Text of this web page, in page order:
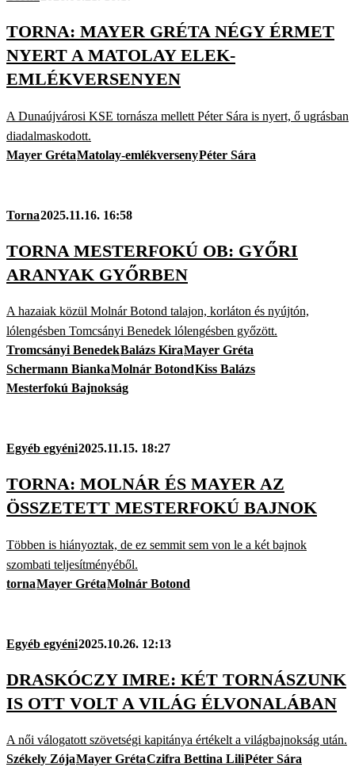
TORNA: MAYER GRÉTA NÉGY ÉRMET
NYERT A MATOLAY ELEK-
EMLÉKVERSENYEN
A Dunaújvárosi KSE tornásza mellett Péter Sára is nyert, ő ugrásban
diadalmaskodott.
Mayer GrétaMatolay-emlékversenyPéter Sára
Torna2025.11.16. 16:58
TORNA MESTERFOKÚ OB: GYŐRI
ARANYAK GYŐRBEN
A hazaiak közül Molnár Botond talajon, korláton és nyújtón,
lólengésben Tomcsányi Benedek lólengésben győzött.
Tromcsányi BenedekBalázs KiraMayer Gréta
Schermann BiankaMolnár BotondKiss Balázs
Mesterfokú Bajnokság
Egyéb egyéni2025.11.15. 18:27
TORNA: MOLNÁR ÉS MAYER AZ
ÖSSZETETT MESTERFOKÚ BAJNOK
Többen is hiányoztak, de ez semmit sem von le a két bajnok
szombati teljesítményéből.
tornaMayer GrétaMolnár Botond
Egyéb egyéni2025.10.26. 12:13
DRASKÓCZY IMRE: KÉT TORNÁSZUNK
IS OTT VOLT A VILÁG ÉLVONALÁBAN
A női válogatott szövetségi kapitánya értékelt a világbajnokság után.
Székely ZójaMayer GrétaCzifra Bettina LiliPéter Sára